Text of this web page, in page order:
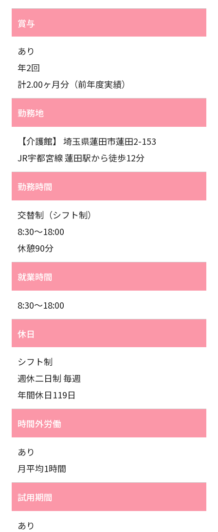
賞与
あり
年2回
計2.00ヶ月分（前年度実績）
勤務地
【介護館】 埼玉県蓮田市蓮田2-153
JR宇都宮線 蓮田駅から徒歩12分
勤務時間
交替制（シフト制）
8:30〜18:00
休憩90分
就業時間
8:30〜18:00
休日
シフト制
週休二日制 毎週
年間休日119日
時間外労働
あり
月平均1時間
試用期間
あり